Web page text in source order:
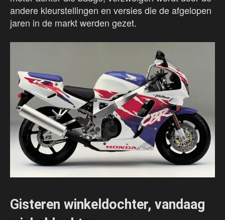
andere kleurstellingen en versies die de afgelopen
jaren in de markt werden gezet.
Gisteren winkeldochter, vandaag